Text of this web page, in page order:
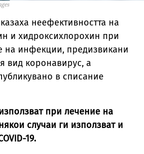
неефективността на
и хидроксихлорохин при
на инфекции, предизвикани
вид коронавирус, а
в списание
при лечение на
случаи ги използват и
19.